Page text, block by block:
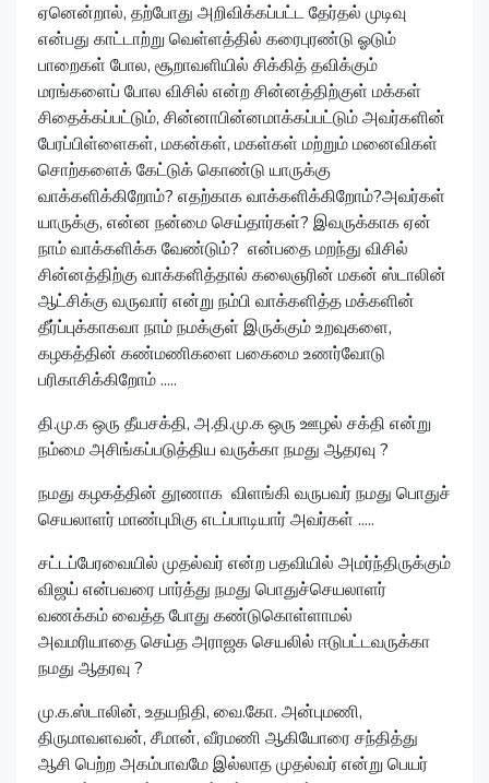
ஏனென்றால், தற்போது அறிவிக்கப்பட்ட தேர்தல் முடிவு
என்பது காட்டாற்று வெள்ளத்தில் கரைபுரண்டு ஓடும்
பாறைகள் போல, சூறாவளியில் சிக்கித் தவிக்கும்
மரங்களைப் போல விசில் என்ற சின்னத்திற்குள் மக்கள்
சிதைக்கப்பட்டும், சின்னாபின்னமாக்கப்பட்டும் அவர்களின்
பேரப்பிள்ளைகள், மகன்கள், மகள்கள் மற்றும் மனைவிகள்
சொற்களைக் கேட்டுக் கொண்டு யாருக்கு
வாக்களிக்கிறோம்? எதற்காக வாக்களிக்கிறோம்?அவர்கள்
யாருக்கு, என்ன நன்மை செய்தார்கள்? இவருக்காக ஏன்
நாம் வாக்களிக்க வேண்டும்? என்பதை மறந்து விசில்
சின்னத்திற்கு வாக்களித்தால் கலைஞரின் மகன் ஸ்டாலின்
ஆட்சிக்கு வருவார் என்று நம்பி வாக்களித்த மக்களின்
தீர்ப்புக்காகவா நாம் நமக்குள் இருக்கும் உறவுகளை,
கழகத்தின் கண்மணிகளை பகைமை உணர்வோடு
பரிகாசிக்கிறோம் .....
தி.மு.க ஒரு தீயசக்தி, அ.தி.மு.க ஒரு ஊழல் சக்தி என்று
நம்மை அசிங்கப்படுத்திய வருக்கா நமது ஆதரவு ?
நமது கழகத்தின் தூணாக விளங்கி வருபவர் நமது பொதுச்
செயலாளர் மாண்புமிகு எடப்பாடியார் அவர்கள் .....
சட்டப்பேரவையில் முதல்வர் என்ற பதவியில் அமர்ந்திருக்கும்
விஜய் என்பவரை பார்த்து நமது பொதுச்செயலாளர்
வணக்கம் வைத்த போது கண்டுகொள்ளாமல்
அவமரியாதை செய்த அராஜக செயலில் ஈடுபட்டவருக்கா
நமது ஆதரவு ?
மு.க.ஸ்டாலின், உதயநிதி, வை.கோ. அன்புமணி,
திருமாவளவன், சீமான், வீரமணி ஆகியோரை சந்தித்து
ஆசி பெற்ற அகம்பாவமே இல்லாத முதல்வர் என்று பெயர்